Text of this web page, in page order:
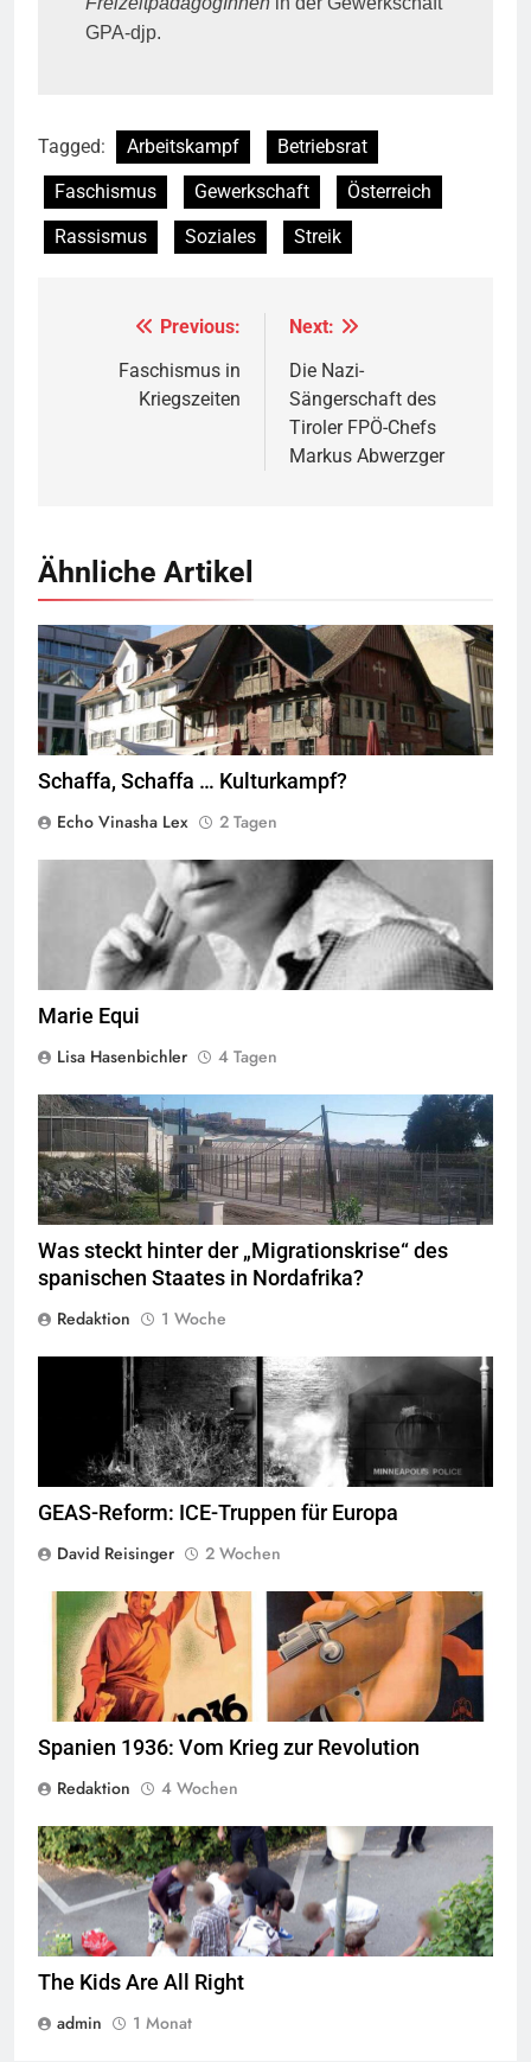
GPA-djp.
Tagged: Arbeitskampf
Betriebsrat
Faschismus
Gewerkschaft
Österreich
Rassismus
Soziales Streik
Beitragsnavigation
Previous:
Faschismus in
Kriegszeiten
Next:
Die Nazi-
Sängerschaft des
Tiroler FPÖ-Chefs
Markus Abwerzger
Ähnliche Artikel
Rotes Haus, Dornbirn,Quelle© Böhringer FriedrichCC BY-SA 2.5
Wikimedia Commons
Schaffa, Schaffa … Kulturkampf?
Echo Vinasha Lex
2 Tagen
Marie Equi,Quelle
Marie Equi
Lisa Hasenbichler
4 Tagen
Valla de la Frontera zwischen Ceuta und Marokko.Quelle©
Xemenendura, CA-
BY-SA-3.0
Was steckt hinter der „Migrationskrise“ des
spanischen Staates in Nordafrika?
Redaktion
1 Woche
George Floyd Aufstand © Chad Davis.jpg
GEAS-Reform: ICE-Truppen für Europa
David Reisinger
2 Wochen
© Wikimedia Commons Quelle
Spanien 1936: Vom Krieg zur Revolution
Redaktion
4 Wochen
Jugendliche verlieren im öffentlichen Raum zunehmend ihre
Freiheiten,Quelle © Armin KübelbeckCC-BY-SA-3.0
The Kids Are All Right
admin
1 Monat